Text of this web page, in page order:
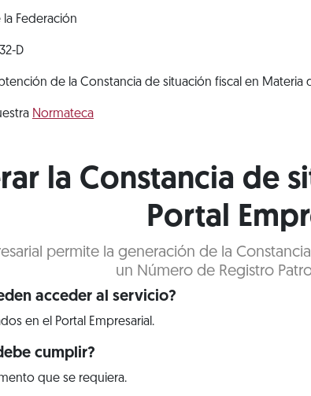
Federación
D
de la Constancia de situación fiscal en
Normateca
la Constancia de
Portal
permite la generación de la
un Número de Registro
acceder al servicio?
en el Portal Empresarial.
cumplir?
que se requiera.